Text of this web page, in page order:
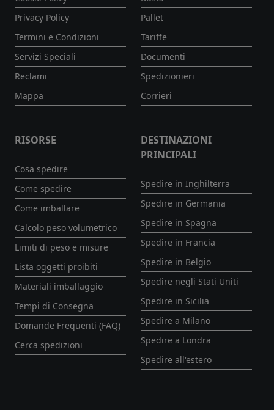
Privacy Policy
Termini e Condizioni
Servizi Speciali
Reclami
Mappa
Pallet
Tariffe
Documenti
Spedizionieri
Corrieri
RISORSE
Cosa spedire
Come spedire
Come imballare
Calcolo peso volumetrico
Limiti di peso e misure
Lista oggetti proibiti
Materiali imballaggio
Tempi di Consegna
Domande Frequenti (FAQ)
Cerca spedizioni
DESTINAZIONI
PRINCIPALI
Spedire in Inghilterra
Spedire in Germania
Spedire in Spagna
Spedire in Francia
Spedire in Belgio
Spedire negli Stati Uniti
Spedire in Sicilia
Spedire a Milano
Spedire a Londra
Spedire all'estero